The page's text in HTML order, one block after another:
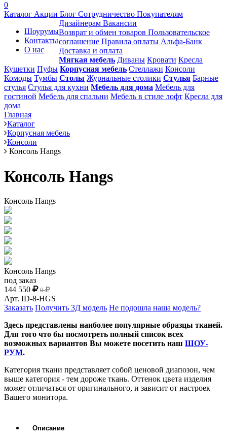
0
Каталог Акции Блог Сотрудничество Покупателям
Шоурумы
Контакты
О нас
Дизайнерам Вакансии
Возврат и обмен товаров Пользовательское
соглашение Правила оплаты Альфа-Банк
Доставка и оплата
Мягкая мебель Диваны Кровати Кресла
Кушетки Пуфы Корпусная мебель Стеллажи Консоли
Комоды Тумбы Столы Журнальные столики Стулья Барные
стулья Стулья для кухни Мебель для дома Мебель для
гостиной Мебель для спальни Мебель в стиле лофт Кресла для
дома
Главная
Каталог
Корпусная мебель
Консоли
Консоль Hangs
Консоль Hangs
Консоль Hangs
Консоль Hangs
под заказ
144 550
0
Арт. ID-8-HGS
Заказать Получить 3Д модель Не подошла наша модель?
Здесь представлены наиболее популярные образцы тканей.
Для того что бы посмотреть полный список всех
возможных вариантов Вы можете посетить наш ШОУ-
РУМ.
Категория ткани представляет собой ценовой диапозон, чем
выше категория - тем дороже ткань. Оттенок цвета изделия
может отличаться от оригинального, и зависит от настроек
Вашего монитора.
Описание